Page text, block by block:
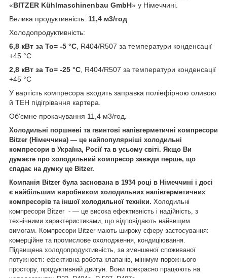
«BITZER Kühlmaschinenbau GmbH» у Німеччині.
Велика продуктивність: 11,4 м3/год
Холодопродуктивність:
6,8 кВт за То= -5 °С , R404/R507 за температури конденсації
+45 °C
2,8 кВт за То= -25 °C , R404/R507 за температури конденсації
+45 °C
У вартість компресора входить заправка поліефірною оливою
й ТЕН підігрівання картера.
Об'ємне прокачування 11,4 м3/год.
Холодильні поршневі та гвинтові напівгерметичні компресори
Bitzer (Німеччина) — це найпопулярніші холодильні
компресори в Україна, Росії та в усьому світі. Якщо Ви
думаєте про холодильний компресор завжди перше, що
спадає на думку це Bitzer.
Компанія Bitzer була заснована в 1934 році в Німеччині і досі
є найбільшим виробником холодильних напівгерметичних
компресорів та іншої холодильної техніки. Холодильні
компресори Bitzer - — це висока ефективність і надійність, з
технічними характеристиками, що відповідають найвищим
вимогам. Компресори Bitzer мають широку сферу застосування:
комерційне та промислове охолодження, кондиціювання.
Підвищена холодопродуктивність, за зменшеної споживаної
потужності: ефективна робота клапанів, мінімум порожнього
простору, продуктивний двигун. Вони прекрасно працюють на